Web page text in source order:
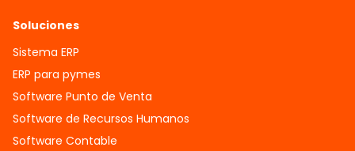
Soluciones
Sistema ERP
ERP para pymes
Software Punto de Venta
Software de Recursos Humanos
Software Contable